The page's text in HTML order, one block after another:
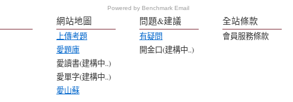
Powered by Benchmark Email
網站地圖
上傳考題
愛題庫
愛讀書(建構中..)
愛單字(建構中..)
愛山蘇
問題&建議
有疑問
開金口(建構中..)
全站條款
會員服務條款